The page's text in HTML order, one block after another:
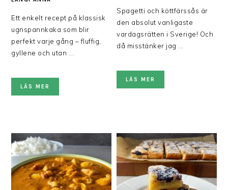
Ett enkelt recept på klassisk
ugnspannkaka som blir
perfekt varje gång – fluffig,
gyllene och utan ...
LÄS MER
Spagetti och köttfärssås är
den absolut vanligaste
vardagsrätten i Sverige! Och
då misstänker jag ...
LÄS MER